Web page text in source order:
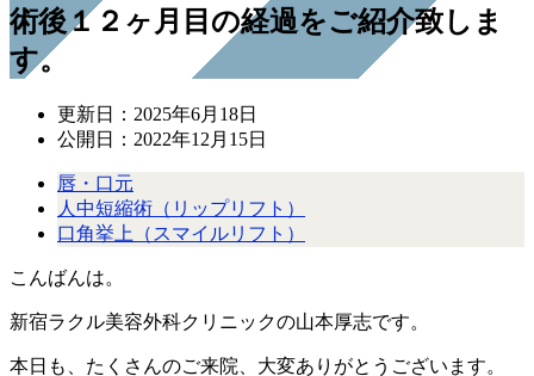
術後１２ヶ月目の経過をご紹介致しま
す。
更新日： 2025年6月18日
公開日： 2022年12月15日
唇・口元
人中短縮術（リップリフト）
口角挙上（スマイルリフト）
こんばんは。
新宿ラクル美容外科クリニックの山本厚志です。
本日も、たくさんのご来院、大変ありがとうございます。